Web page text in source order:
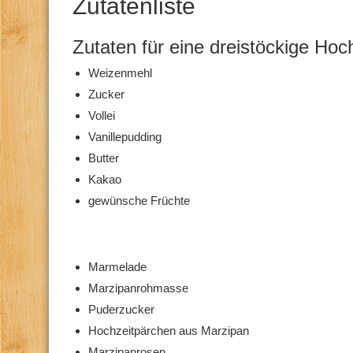
Zutatenliste
Zutaten für eine dreistöckige
Weizenmehl
Zucker
Vollei
Vanillepudding
Butter
Kakao
gewünsche Früchte
Marmelade
Marzipanrohmasse
Puderzucker
Hochzeitpärchen aus Marzipan